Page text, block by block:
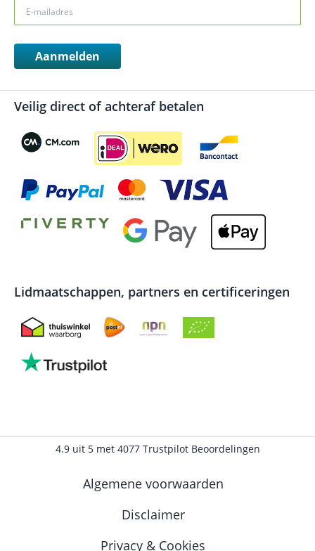
Aanmelden
Veilig direct of achteraf betalen
Lidmaatschappen, partners en certificeringen
Algemene voorwaarden
Disclaimer
Privacy & Cookies
4.9uit 5met 4077Trustpilot Beoordelingen